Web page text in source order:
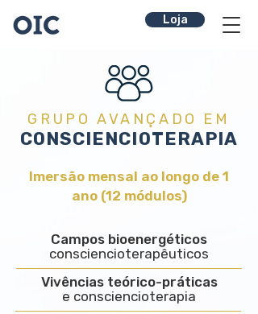
Loja
GRUPO AVANÇADO EM
CONSCIENCIOTERAPIA
Imersão mensal ao longo de 1
ano (12 módulos)
Campos bioenergéticos
consciencioterapêuticos
Vivências teórico-práticas
e consciencioterapia